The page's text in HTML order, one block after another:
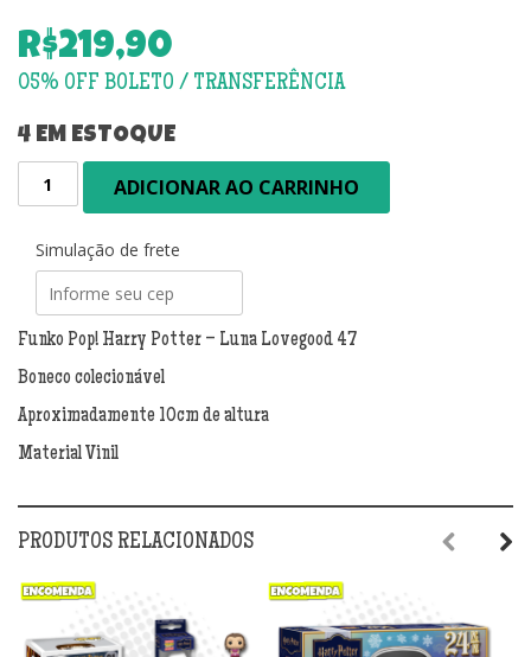
R$219,90
4 EM ESTOQUE
Funko
Pop!
Potter
Luna
Lovegood
quantidade
ADICIONAR AO CARRINHO
Simulação de frete
Funko Pop! Harry Potter – Luna Lovegood 47
Boneco colecionável
Aproximadamente 10cm de altura
Material Vinil
PRODUTOS RELACIONADOS